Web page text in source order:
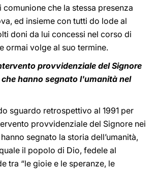
che la stessa presenza
ed insieme con tutti do lode al
doni da lui concessi nel corso di
ormai volge al suo termine.
provvidenziale del Signore
hanno segnato l'umanità nel
sguardo retrospettivo al 1991 per
provvidenziale del Signore nei
segnato la storia dell’umanità,
il popolo di Dio, fedele al
tra “le gioie e le speranze, le